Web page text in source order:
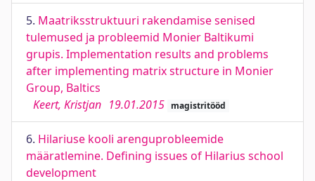
5. Maatriksstruktuuri rakendamise senised
tulemused ja probleemid Monier Baltikumi
grupis. Implementation results and problems
after implementing matrix structure in Monier
Group, Baltics
Keert, Kristjan 19.01.2015 magistritööd
6. Hilariuse kooli arenguprobleemide
määratlemine. Defining issues of Hilarius school
development